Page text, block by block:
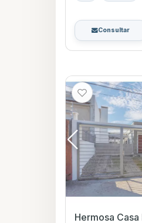
Consultar
Hermosa